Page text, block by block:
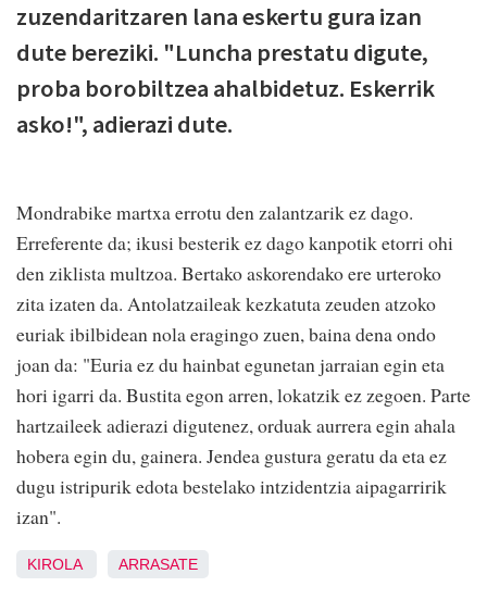
zuzendaritzaren lana eskertu gura izan
dute bereziki. "Luncha prestatu digute,
proba borobiltzea ahalbidetuz. Eskerrik
asko!", adierazi dute.
Mondrabike martxa errotu den zalantzarik ez dago.
Erreferente da; ikusi besterik ez dago kanpotik etorri ohi
den ziklista multzoa. Bertako askorendako ere urteroko
zita izaten da. Antolatzaileak kezkatuta zeuden atzoko
euriak ibilbidean nola eragingo zuen, baina dena ondo
joan da: "Euria ez du hainbat egunetan jarraian egin eta
hori igarri da. Bustita egon arren, lokatzik ez zegoen. Parte
hartzaileek adierazi digutenez, orduak aurrera egin ahala
hobera egin du, gainera. Jendea gustura geratu da eta ez
dugu istripurik edota bestelako intzidentzia aipagarririk
izan".
KIROLA ARRASATE